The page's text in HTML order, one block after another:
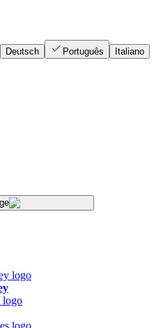
Deutsch Português
Italiano